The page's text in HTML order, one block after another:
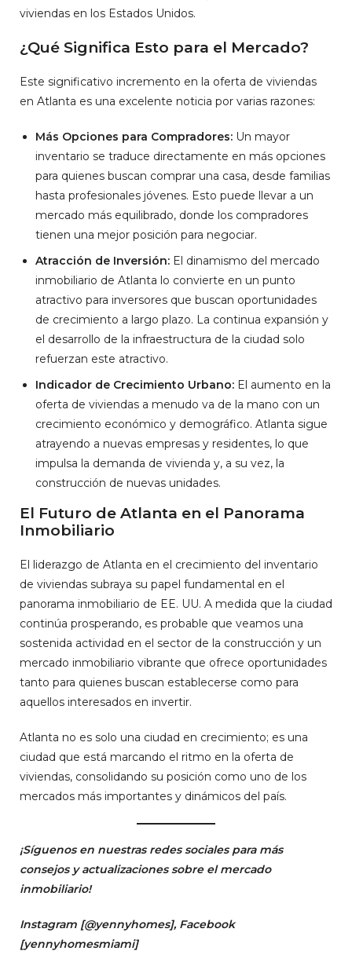
viviendas en los Estados Unidos.
¿Qué Significa Esto para el Mercado?
Este significativo incremento en la oferta de viviendas
en Atlanta es una excelente noticia por varias razones:
Más Opciones para Compradores: Un mayor
inventario se traduce directamente en más opciones
para quienes buscan comprar una casa, desde familias
hasta profesionales jóvenes. Esto puede llevar a un
mercado más equilibrado, donde los compradores
tienen una mejor posición para negociar.
Atracción de Inversión: El dinamismo del mercado
inmobiliario de Atlanta lo convierte en un punto
atractivo para inversores que buscan oportunidades
de crecimiento a largo plazo. La continua expansión y
el desarrollo de la infraestructura de la ciudad solo
refuerzan este atractivo.
Indicador de Crecimiento Urbano: El aumento en la
oferta de viviendas a menudo va de la mano con un
crecimiento económico y demográfico. Atlanta sigue
atrayendo a nuevas empresas y residentes, lo que
impulsa la demanda de vivienda y, a su vez, la
construcción de nuevas unidades.
El Futuro de Atlanta en el Panorama
Inmobiliario
El liderazgo de Atlanta en el crecimiento del inventario
de viviendas subraya su papel fundamental en el
panorama inmobiliario de EE. UU. A medida que la ciudad
continúa prosperando, es probable que veamos una
sostenida actividad en el sector de la construcción y un
mercado inmobiliario vibrante que ofrece oportunidades
tanto para quienes buscan establecerse como para
aquellos interesados en invertir.
Atlanta no es solo una ciudad en crecimiento; es una
ciudad que está marcando el ritmo en la oferta de
viviendas, consolidando su posición como uno de los
mercados más importantes y dinámicos del país.
¡Síguenos en nuestras redes sociales para más
consejos y actualizaciones sobre el mercado
inmobiliario!
Instagram [@yennyhomes], Facebook
[yennyhomesmiami]